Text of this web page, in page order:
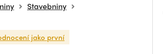
Stavebniny
jako první